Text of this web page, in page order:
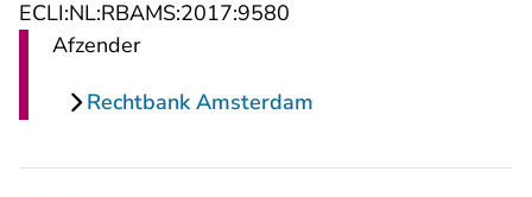
ECLI:NL:RBAMS:2017:9580
Afzender
Rechtbank Amsterdam